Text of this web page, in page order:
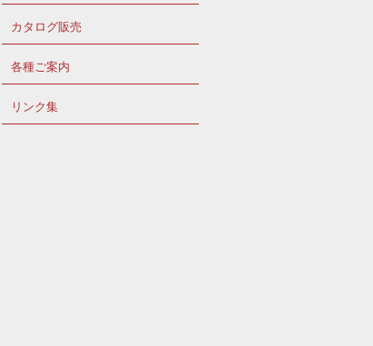
カタログ販売
各種ご案内
リンク集